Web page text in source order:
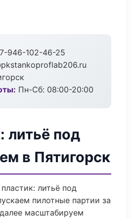
946-102-46-25
Пн-Сб: 08:00-20:00
литьё под
в Пятигорск
литьё под
пилотные партии за
масштабируем